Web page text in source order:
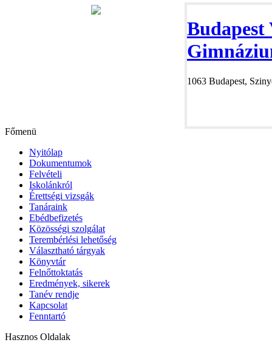
1063 Budapest,
Főmenü
Nyitólap
Dokumentumok
Felvételi
Iskolánkról
Érettségi vizsgák
Tanáraink
Ebédbefizetés
Közösségi szolgálat
Terembérlési lehetőség
Választható tárgyak
Könyvtár
Felnőttoktatás
Eredmények, sikerek
Tanév rendje
Kapcsolat
Fenntartó
Hasznos Oldalak